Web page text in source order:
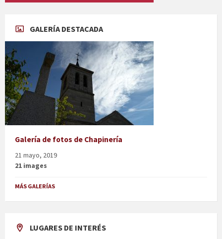
GALERÍA DESTACADA
Galería de fotos de Chapinería
21 mayo, 2019
21 images
MÁS GALERÍAS
LUGARES DE INTERÉS